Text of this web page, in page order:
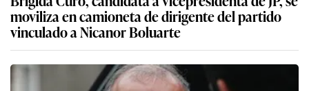
moviliza en camioneta de dirigente del partido
vinculado a Nicanor Boluarte